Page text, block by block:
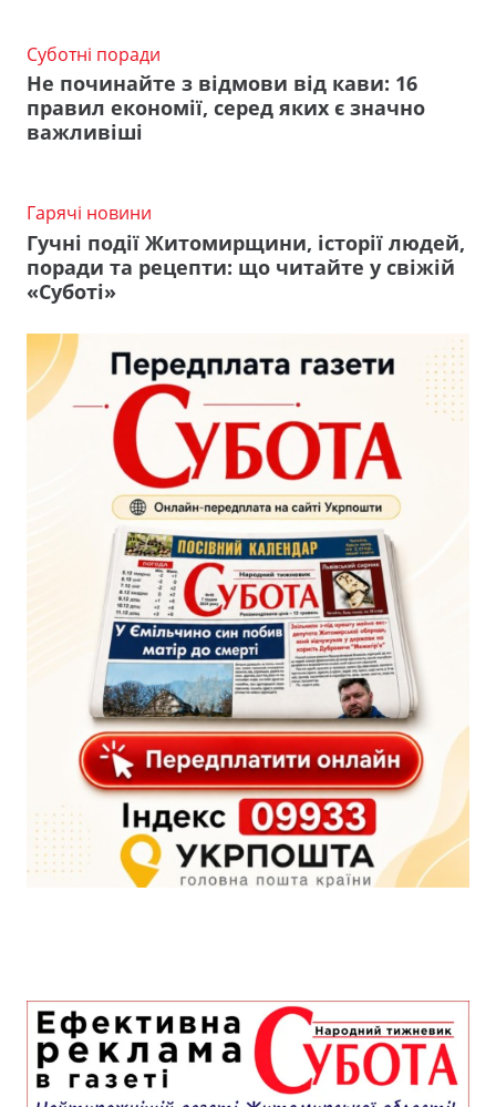
Суботні поради
Не починайте з відмови від кави: 16
правил економії, серед яких є значно
важливіші
Гарячі новини
Гучні події Житомирщини, історії людей,
поради та рецепти: що читайте у свіжій
«Суботі»